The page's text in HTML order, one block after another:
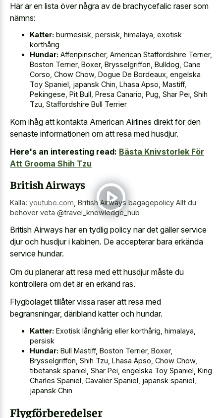
Här är en lista över några av de brachycefalic raser som
nämns:
Katter: burmesisk, persisk, himalaya, exotisk
korthårig
Hundar: Affenpinscher, American Staffordshire Terrier,
Boston Terrier, Boxer, Brysselgriffon, Bulldog, Cane
Corso, Chow Chow, Dogue De Bordeaux, engelska
Toy Spaniel, japansk Chin, Lhasa Apso, Mastiff,
Pekingese, Pit Bull, Presa Canario, Pug, Shar Pei, Shih
Tzu, Staffordshire Bull Terrier
Kom ihåg att kontakta American Airlines direkt för den
senaste informationen om att resa med husdjur.
Here's an interesting read: Bästa Knivstorlek För
Att Grooma Shih Tzu
British Airways
Källa: youtube.com British Airways bagagepolicy Allt du
behöver veta @travel_knowledge_hub
British Airways har en tydlig policy när det gäller service
djur och husdjur i kabinen. De accepterar bara erkända
service hundar.
Om du planerar att resa med ett husdjur måste du
kontrollera om det är en erkänd ras.
Flygbolaget tillåter vissa raser att resa med
begränsningar, däribland katter och hundar.
Katter: Exotisk långhårig eller korthårig, himalaya,
persisk
Hundar: Bull Mastiff, Boston Terrier, Boxer,
Brysselgriffon, Shih Tzu, Lhasa Apso, Chow Chow,
tibetansk spaniel, Shar Pei, engelska Toy Spaniel, King
Charles Spaniel, Cavalier Spaniel, japansk spaniel,
japansk Chin
Flygförberedelser